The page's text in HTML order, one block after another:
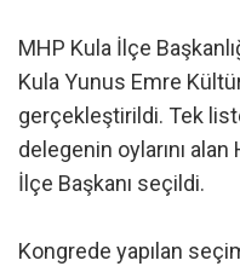
MHP Kula İlçe
Kula Yunus Emre
gerçekleştirildi. Tek
delegenin oylarını
İlçe Başkanı seçildi.
Kongrede yapılan